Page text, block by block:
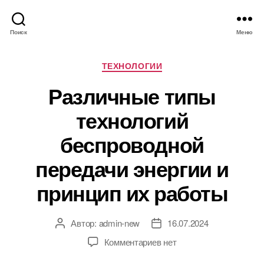
Поиск Меню
Р
у
б
р
и
к
и
ТЕХНОЛОГИИ
Различные типы
технологий
беспроводной
передачи энергии и
принцип их работы
А Автор: admin-new
Д
т
16.07.2024
Комментариевк
нет